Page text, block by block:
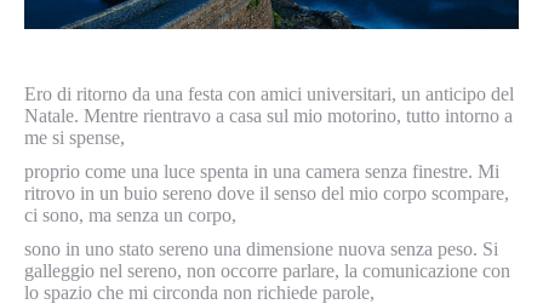
Ero di ritorno da una festa con amici universitari, un anticipo del
Natale. Mentre rientravo a casa sul mio motorino, tutto intorno a
me si spense,
proprio come una luce spenta in una camera senza finestre. Mi
ritrovo in un buio sereno dove il senso del mio corpo scompare,
ci sono, ma senza un corpo,
sono in uno stato sereno una dimensione nuova senza peso. Si
galleggio nel sereno, non occorre parlare, la comunicazione con
lo spazio che mi circonda non richiede parole,